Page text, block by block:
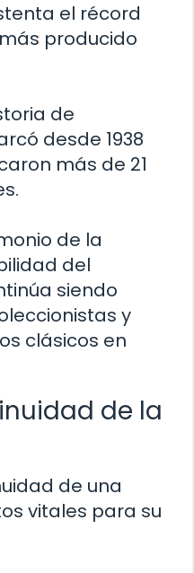
el récord
producido
de
desde 1938
más de 21
de la
del
siendo
y
clásicos en
de la
de una
vitales para su